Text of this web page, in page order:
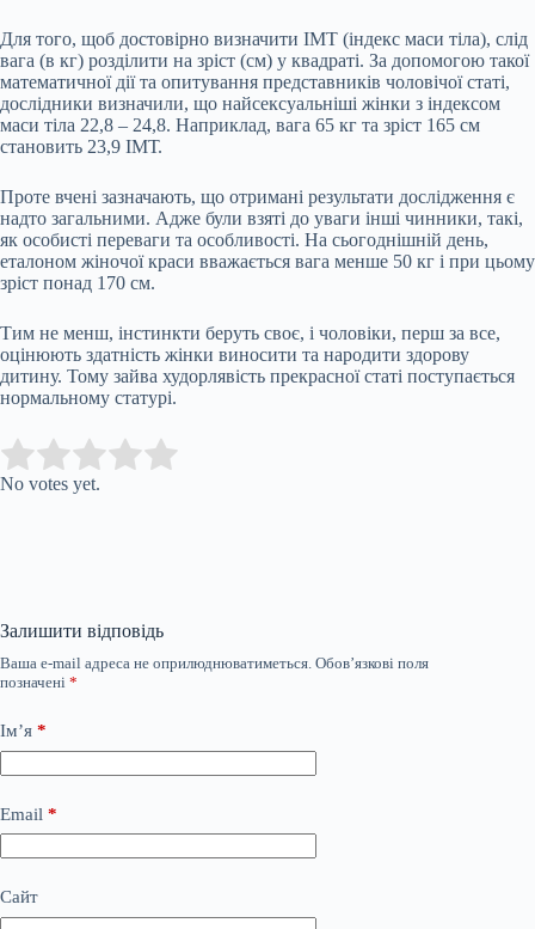
Для того, щоб достовірно визначити ІМТ (індекс маси тіла), слід
вага (в кг) розділити на зріст (см) у квадраті. За допомогою такої
математичної дії та опитування представників чоловічої статі,
дослідники визначили, що найсексуальніші жінки з індексом
маси тіла 22,8 – 24,8. Наприклад, вага 65 кг та зріст 165 см
становить 23,9 ІМТ.
Проте вчені зазначають, що отримані результати дослідження є
надто загальними. Адже були взяті до уваги інші чинники, такі,
як особисті переваги та особливості. На сьогоднішній день,
еталоном жіночої краси вважається вага менше 50 кг і при цьому
зріст понад 170 см.
Тим не менш, інстинкти беруть своє, і чоловіки, перш за все,
оцінюють здатність жінки виносити та народити здорову
дитину. Тому зайва худорлявість прекрасної статі поступається
нормальному статурі.
Rate this item:
No votes yet.
Залишити відповідь
Ваша e-mail адреса не оприлюднюватиметься. Обов’язкові поля
позначені *
Ім’я *
Email *
Сайт